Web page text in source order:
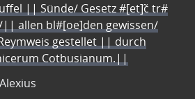
|| Sünde/ Gesetz #[et]c̃ tr#
|| allen bl#[oe]den gewissen/
gestellet || durch
Cotbusianum.||